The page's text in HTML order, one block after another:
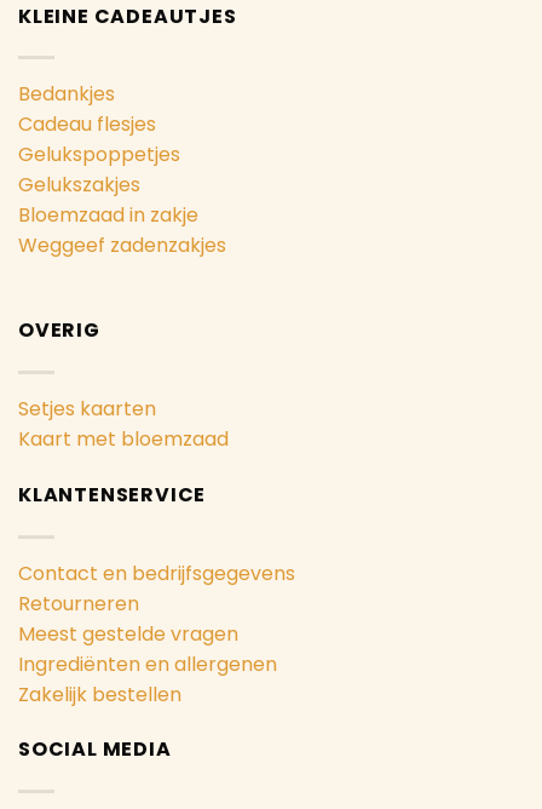
KLEINE CADEAUTJES
Bedankjes
Cadeau flesjes
Gelukspoppetjes
Gelukszakjes
Bloemzaad in zakje
Weggeef zadenzakjes
OVERIG
Setjes kaarten
Kaart met bloemzaad
KLANTENSERVICE
Contact en bedrijfsgegevens
Retourneren
Meest gestelde vragen
Ingrediënten en allergenen
Zakelijk bestellen
SOCIAL MEDIA